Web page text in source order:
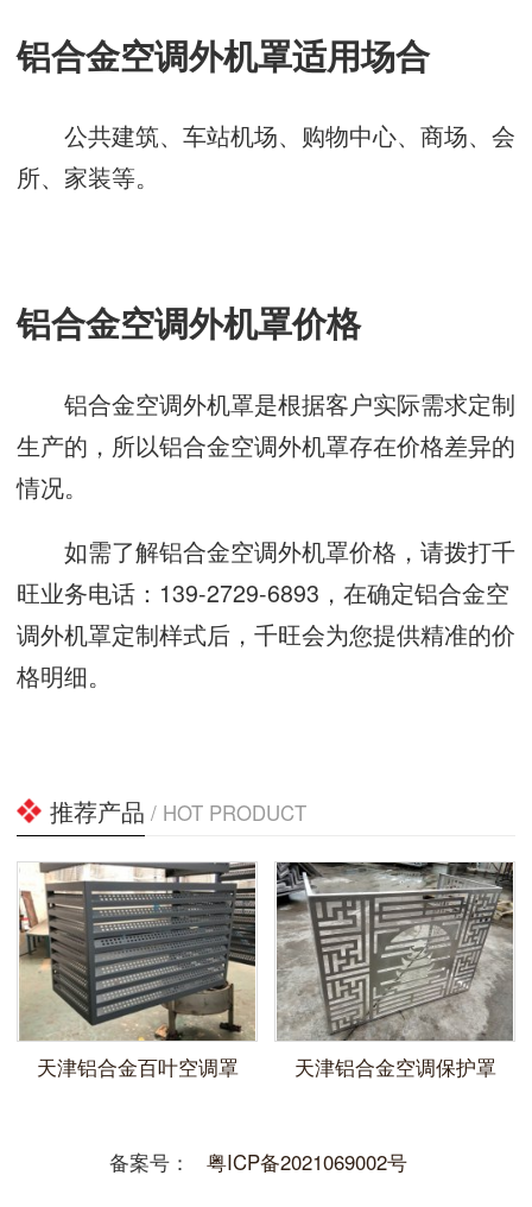
铝合金空调外机罩适用场合
公共建筑、车站机场、购物中心、商场、会
所、家装等。
铝合金空调外机罩价格
铝合金空调外机罩是根据客户实际需求定制
生产的，所以铝合金空调外机罩存在价格差异的
情况。
如需了解铝合金空调外机罩价格，请拨打千
旺业务电话：139-2729-6893，在确定铝合金空
调外机罩定制样式后，千旺会为您提供精准的价
格明细。
推荐产品 / HOT PRODUCT
天津铝合金百叶空调罩 天津铝合金空调保护罩
备案号：
粤ICP备2021069002号